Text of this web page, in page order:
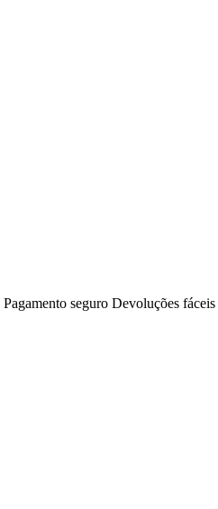
Pagamento seguro Devoluções fáceis